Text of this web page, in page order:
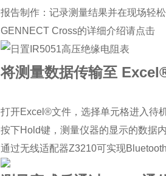
报告制作：记录测量结果并在现场轻松
GENNECT Cross的详细介绍请点击
将测量数据传输至
打开Excel®文件，选择单元格进入待机
按下Hold键，测量仪器的显示的数据
通过无线适配器Z3210可实现